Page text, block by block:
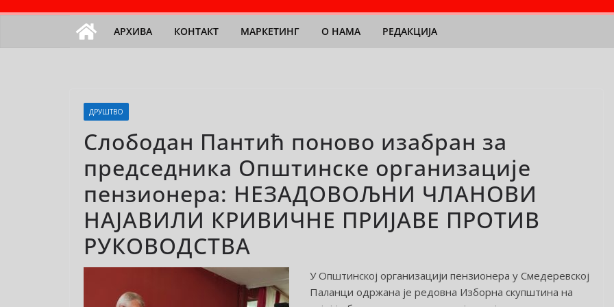
АРХИВА КОНТАКТ МАРКЕТИНГ О НАМА РЕДАКЦИЈА
ДРУШТВО
Слободан Пантић поново изабран за
председника Општинске организације
пензионера: НЕЗАДОВОЉНИ ЧЛАНОВИ
НАЈАВИЛИ КРИВИЧНЕ ПРИЈАВЕ ПРОТИВ
РУКОВОДСТВА
У Општинској организацији пензионера у Смедеревској
Паланци одржана је редовна Изборна скупштина на